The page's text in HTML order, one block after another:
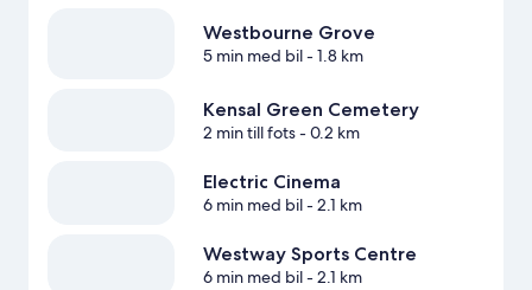
Westbourne Grove
5 min med bil- 1.8 km
Kensal Green Cemetery
2 min till fots- 0.2 km
Electric Cinema
6 min med bil- 2.1 km
Westway Sports Centre
6 min med bil- 2.1 km